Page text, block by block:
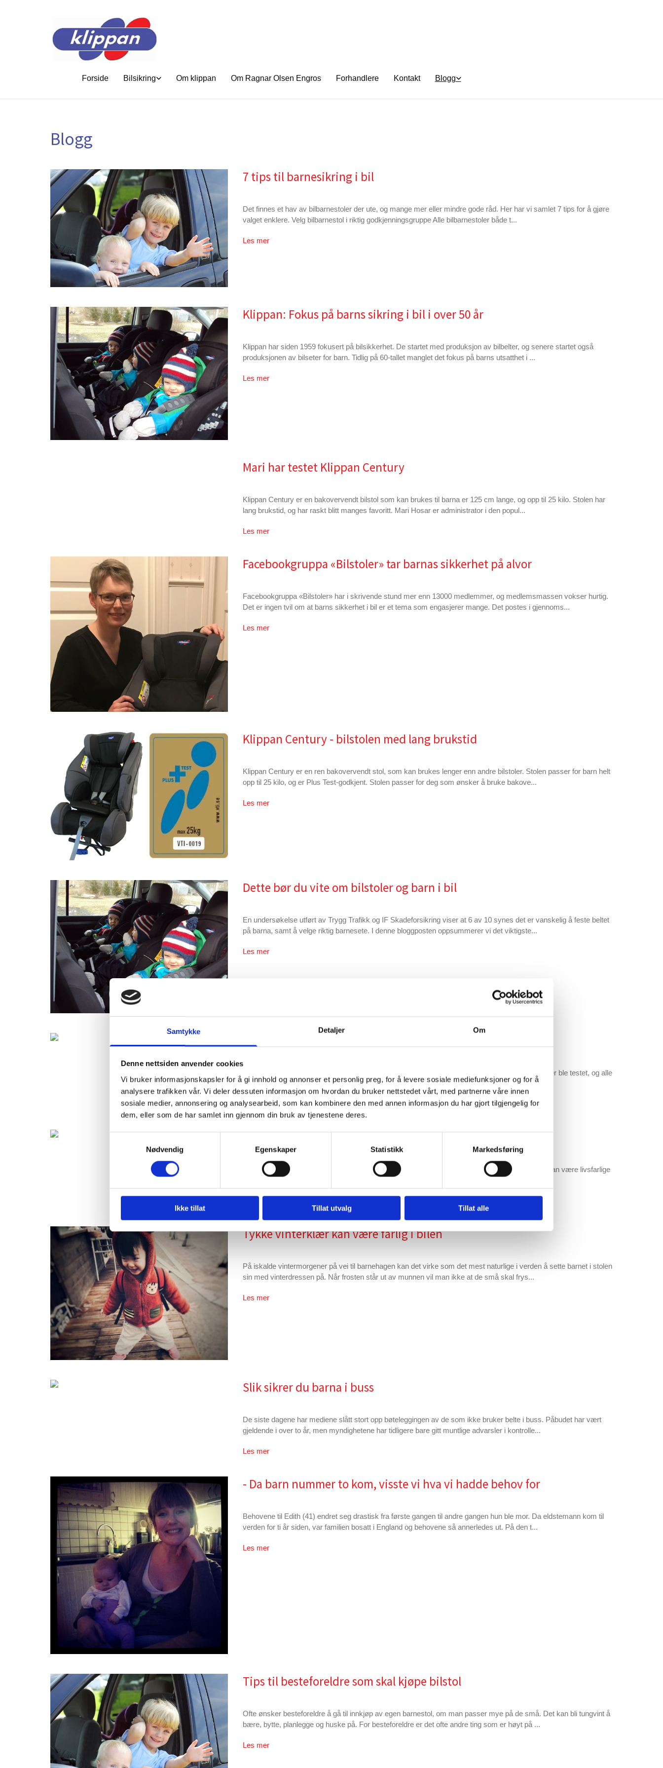
Samtykke Detaljer Om
Denne nettsiden anvender cookies
Vi bruker informasjonskapsler for å gi innhold og annonser et personlig preg, for å levere sosiale mediefunksjoner og for å
analysere trafikken vår. Vi deler dessuten informasjon om hvordan du bruker nettstedet vårt, med partnerne våre innen
sosiale medier, annonsering og analysearbeid, som kan kombinere den med annen informasjon du har gjort tilgjengelig for
dem, eller som de har samlet inn gjennom din bruk av tjenestene deres.
Nødvendig
Egenskaper Statistikk Markedsføring
Ikke tillat Tillat utvalg Tillat alle
Forside Bilsikring Om klippan Om Ragnar Olsen Engros Forhandlere Kontakt Blogg
Blogg
7 tips til barnesikring i bil
Det finnes et hav av bilbarnestoler der ute, og mange mer eller mindre gode råd. Her har vi samlet 7 tips for å gjøre
valget enklere. Velg bilbarnestol i riktig godkjenningsgruppe Alle bilbarnestoler både t...
Les mer
Klippan: Fokus på barns sikring i bil i over 50 år
Klippan har siden 1959 fokusert på bilsikkerhet. De startet med produksjon av bilbelter, og senere startet også
produksjonen av bilseter for barn. Tidlig på 60-tallet manglet det fokus på barns utsatthet i ...
Les mer
Mari har testet Klippan Century
Klippan Century er en bakovervendt bilstol som kan brukes til barna er 125 cm lange, og opp til 25 kilo. Stolen har
lang brukstid, og har raskt blitt manges favoritt. Mari Hosar er administrator i den popul...
Les mer
Facebookgruppa «Bilstoler» tar barnas sikkerhet på alvor
Facebookgruppa «Bilstoler» har i skrivende stund mer enn 13000 medlemmer, og medlemsmassen vokser hurtig.
Det er ingen tvil om at barns sikkerhet i bil er et tema som engasjerer mange. Det postes i gjennoms...
Les mer
Klippan Century - bilstolen med lang brukstid
Klippan Century er en ren bakovervendt stol, som kan brukes lenger enn andre bilstoler. Stolen passer for barn helt
opp til 25 kilo, og er Plus Test-godkjent. Stolen passer for deg som ønsker å bruke bakove...
Les mer
Dette bør du vite om bilstoler og barn i bil
En undersøkelse utført av Trygg Trafikk og IF Skadeforsikring viser at 6 av 10 synes det er vanskelig å feste beltet
på barna, samt å velge riktig barnesete. I denne bloggposten oppsummerer vi det viktigste...
Les mer
I en ny test utført av NAF og svenske Testfakta kom Klippan Triofix Comfort godt ut. Ni barneseter ble testet, og alle
i testen ble godkjent. Resultatet ble kjent i oktober 2016. Det stilles krav til alle b...
Les mer
Bamsen kan være livsfarlig i bil
Har barnet med seg nettbrett, bamser og en koffert med leker på kjøreturen? Løse gjenstander kan være livsfarlige
Tykke vinterklær kan være farlig i bilen
På iskalde vintermorgener på vei til barnehagen kan det virke som det mest naturlige i verden å sette barnet i stolen
sin med vinterdressen på. Når frosten står ut av munnen vil man ikke at de små skal frys...
Les mer
Slik sikrer du barna i buss
De siste dagene har mediene slått stort opp bøteleggingen av de som ikke bruker belte i buss. Påbudet har vært
gjeldende i over to år, men myndighetene har tidligere bare gitt muntlige advarsler i kontrolle...
Les mer
- Da barn nummer to kom, visste vi hva vi hadde behov for
Behovene til Edith (41) endret seg drastisk fra første gangen til andre gangen hun ble mor. Da eldstemann kom til
verden for ti år siden, var familien bosatt i England og behovene så annerledes ut. På den t...
Les mer
Tips til besteforeldre som skal kjøpe bilstol
Ofte ønsker besteforeldre å gå til innkjøp av egen barnestol, om man passer mye på de små. Det kan bli tungvint å
bære, bytte, planlegge og huske på. For besteforeldre er det ofte andre ting som er høyt på ...
Les mer